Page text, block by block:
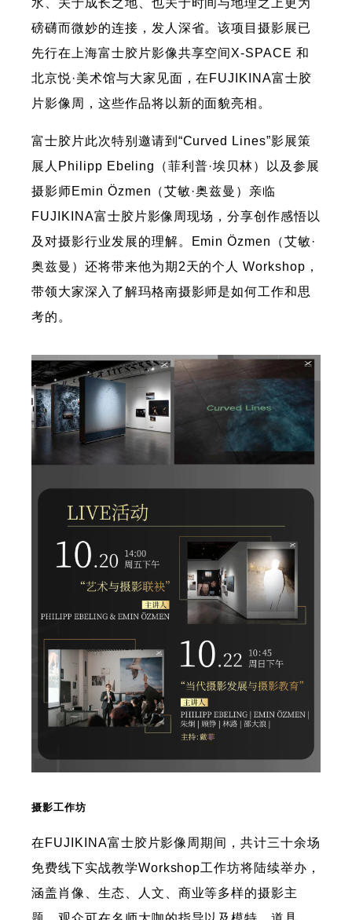
水、关于成长之地、也关于时间与地理之上更为
磅礴而微妙的连接，发人深省。该项目摄影展已
先行在上海富士胶片影像共享空间X-SPACE 和
北京悦·美术馆与大家见面，在FUJIKINA富士胶
片影像周，这些作品将以新的面貌亮相。
富士胶片此次特别邀请到“Curved Lines”影展策
展人Philipp Ebeling（菲利普·埃贝林）以及参展
摄影师Emin Özmen（艾敏·奥兹曼）亲临
FUJIKINA富士胶片影像周现场，分享创作感悟以
及对摄影行业发展的理解。Emin Özmen（艾敏·
奥兹曼）还将带来他为期2天的个人 Workshop，
带领大家深入了解玛格南摄影师是如何工作和思
考的。
摄影工作坊
在FUJIKINA富士胶片影像周期间，共计三十余场
免费线下实战教学Workshop工作坊将陆续举办，
涵盖肖像、生态、人文、商业等多样的摄影主